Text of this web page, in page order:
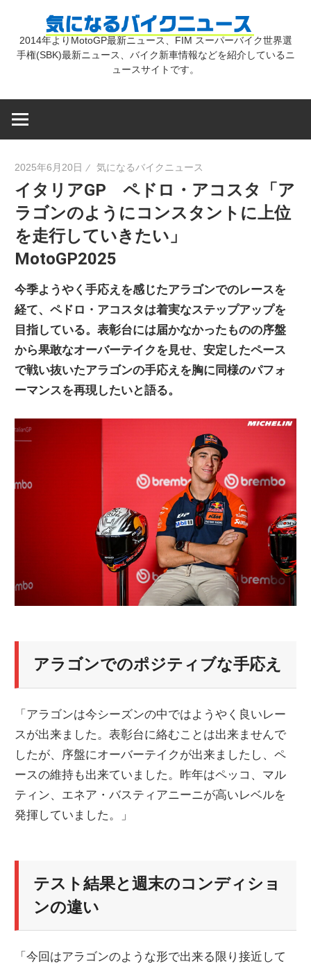
気
バ
ク
ニ
ュ
ー
ス
2014年よりMotoGP最新ニュース、FIM スーパーバイク世界選
手権(SBK)最新ニュース、バイク新車情報などを紹介しているニ
ュースサイトです。
2025年6月20日 気になるバイクニュース
イタリアGP ペドロ・アコスタ「ア
ラゴンのようにコンスタントに上位
を走行していきたい」
MotoGP2025
今季ようやく手応えを感じたアラゴンでのレースを
経て、ペドロ・アコスタは着実なステップアップを
目指している。表彰台には届かなかったものの序盤
から果敢なオーバーテイクを見せ、安定したペース
で戦い抜いたアラゴンの手応えを胸に同様のパフォ
ーマンスを再現したいと語る。
アラゴンでのポジティブな手応え
「アラゴンは今シーズンの中ではようやく良いレー
スが出来ました。表彰台に絡むことは出来ませんで
したが、序盤にオーバーテイクが出来ましたし、ペ
ースの維持も出来ていました。昨年はペッコ、マル
ティン、エネア・バスティアニーニが高いレベルを
発揮していました。」
テスト結果と週末のコンディショ
ンの違い
「今回はアラゴンのような形で出来る限り接近して